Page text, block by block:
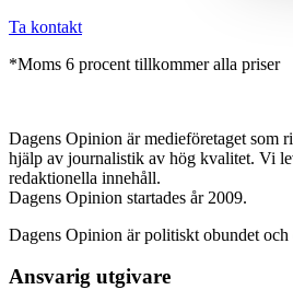
Ta kontakt
*Moms 6 procent tillkommer alla priser
Dagens Opinion är medieföretaget som
hjälp av journalistik av hög kvalitet. Vi
redaktionella innehåll.
Dagens Opinion startades år 2009.
Dagens Opinion är politiskt obundet
Ansvarig utgivare